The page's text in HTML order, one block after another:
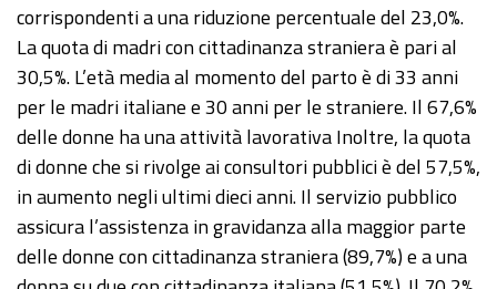
corrispondenti a una riduzione percentuale del 23,0%.
La quota di madri con cittadinanza straniera è pari al
30,5%. L’età media al momento del parto è di 33 anni
per le madri italiane e 30 anni per le straniere. Il 67,6%
delle donne ha una attività lavorativa Inoltre, la quota
di donne che si rivolge ai consultori pubblici è del 57,5%,
in aumento negli ultimi dieci anni. Il servizio pubblico
assicura l’assistenza in gravidanza alla maggior parte
delle donne con cittadinanza straniera (89,7%) e a una